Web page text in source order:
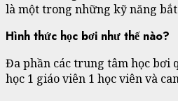
là một trong những kỹ năng
Hình thức học bơi như thế nào?
Đa phần các trung tâm học bơi
học 1 giáo viên 1 học viên và